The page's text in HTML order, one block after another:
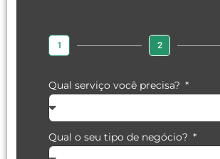
1 2
Qual serviço você precisa?
Qual o seu tipo de negócio?